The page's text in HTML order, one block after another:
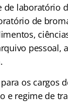
de laboratório
de
pessoal,
os cargos
e regime de